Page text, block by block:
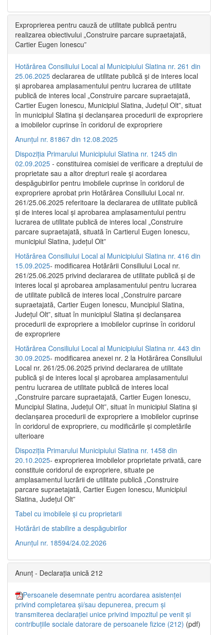
Exproprierea pentru cauză de utilitate publică pentru
realizarea obiectivului „Construire parcare supraetajată,
Cartier Eugen Ionescu”
Hotărârea Consiliului Local al Municipiului Slatina nr. 261 din
25.06.2025 declararea de utilitate publică și de interes local
și aprobarea amplasamentului pentru lucrarea de utilitate
publică de interes local „Construire parcare supraetajată,
Cartier Eugen Ionescu, Municipiul Slatina, Județul Olt”, situat
în municipiul Slatina și declanșarea procedurii de expropriere
a imobilelor cuprinse în coridorul de expropriere
Anunțul nr. 81867 din 12.08.2025
Dispoziția Primarului Municipiului Slatina nr. 1245 din
02.09.2025 - constituirea comisiei de verificare a dreptului de
proprietate sau a altor drepturi reale și acordarea
despăgubirilor pentru imobilele cuprinse în coridorul de
expropriere aprobat prin Hotărârea Consiliului Local nr.
261/25.06.2025 referitoare la declararea de utilitate publică
și de interes local și aprobarea amplasamentului pentru
lucrarea de utilitate publică de interes local „Construire
parcare supraetajată, situată în Cartierul Eugen Ionescu,
municipiul Slatina, județul Olt”
Hotărârea Consiliului Local al Municipiului Slatina nr. 416 din
15.09.2025- modificarea Hotărârii Consiliului Local nr.
261/25.06.2025 privind declararea de utilitate publică și de
interes local și aprobarea amplasamentului pentru lucrarea
de utilitate publică de interes local „Construire parcare
supraetajată, Cartier Eugen Ionescu, Muncipiul Slatina,
Județul Olt”, situat în municipiul Slatina și declanșarea
procedurii de expropriere a imobilelor cuprinse în coridorul
de expropriere
Hotărârea Consiliului Local al Municipiului Slatina nr. 443 din
30.09.2025- modificarea anexei nr. 2 la Hotărârea Consiliului
Local nr. 261/25.06.2025 privind declararea de utilitate
publică şi de interes local şi aprobarea amplasamentului
pentru lucrarea de utilitate publică de interes local
„Construire parcare supraetajată, Cartier Eugen Ionescu,
Muncipiul Slatina, Judeţul Olt”, situat în municipiul Slatina şi
declanşarea procedurii de expropriere a imobilelor cuprinse
în coridorul de expropriere, cu modificările şi completările
ulterioare
Dispoziția Primarului Municipiului Slatina nr. 1458 din
20.10.2025- exproprierea imobilelor proprietate privată, care
constituie coridorul de expropriere, situate pe
amplasamentul lucrării de utilitate publică „Construire
parcare supraetajată, Cartier Eugen Ionescu, Municipiul
Slatina, Județul Olt”
Tabel cu imobilele și cu proprietarii
Hotărâri de stabilire a despăgubirilor
Anunțul nr. 18594/24.02.2026
Anunț - Declarația unică 212
Persoanele desemnate pentru acordarea asistenței
privind completarea și/sau depunerea, precum și
transmiterea declarației unice privind impozitul pe venit și
contribuțiile sociale datorare de persoanele fizice (212) (pdf)